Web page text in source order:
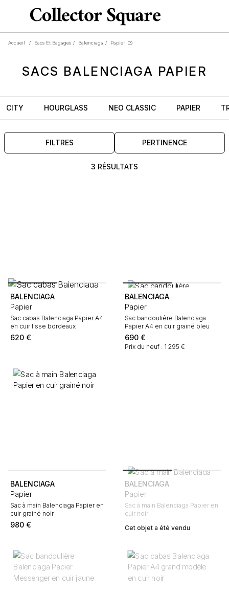
Accueil / Sacs Et Bagages / Balenciaga / Papier (3)
SACS BALENCIAGA PAPIER
CITY HOURGLASS NEO CLASSIC PAPIER
FILTRES PERTINENCE
3 RÉSULTATS
BALENCIAGA
Papier
Sac cabas Balenciaga Papier A4
en cuir lisse bordeaux
620 €
BALENCIAGA
Papier
Sac bandoulière Balenciaga
Papier A4 en cuir grainé bleu
690 €
Prix du neuf : 1 295 €
BALENCIAGA
Papier
Sac à main Balenciaga Papier en
cuir grainé noir
980 €
BALENCIAGA
Papier
Sac à main Balenciaga Papier en
cuir noir
Cet objet a été vendu